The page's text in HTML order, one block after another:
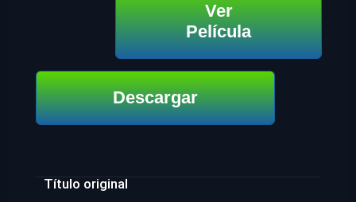
Ver
Película
Descargar
Título original